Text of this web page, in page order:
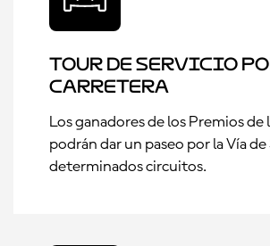
Tour de Servicio
Carretera
Los ganadores de los Premios de
podrán dar un paseo por la Vía
determinados circuitos.